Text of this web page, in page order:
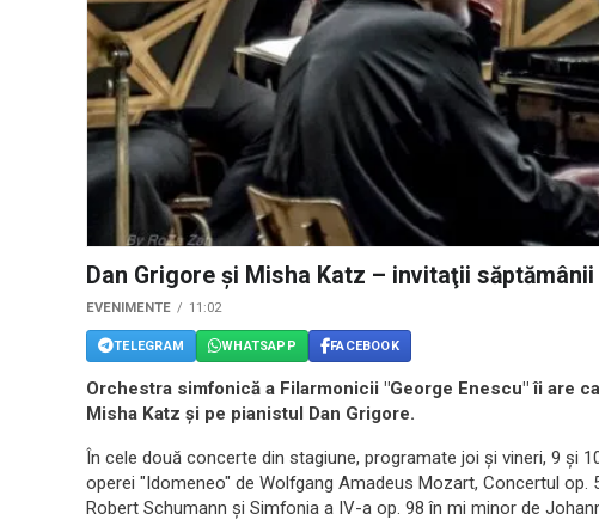
Dan Grigore şi Misha Katz – invitaţii săptămânii
EVENIMENTE 11:02
TELEGRAM WHATSAPP FACEBOOK
Orchestra simfonică a Filarmonicii "George Enescu" îi are
Misha Katz şi pe pianistul Dan Grigore.
În cele două concerte din stagiune, programate joi şi vineri, 9 şi
operei "Idomeneo" de Wolfgang Amadeus Mozart, Concertul op.
Robert Schumann şi Simfonia a IV-a op. 98 în mi minor de